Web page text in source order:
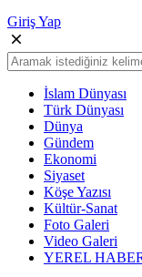
Giriş Yap
İslam Dünyası
Türk Dünyası
Dünya
Gündem
Ekonomi
Siyaset
Köşe Yazısı
Kültür-Sanat
Foto Galeri
Video Galeri
YEREL